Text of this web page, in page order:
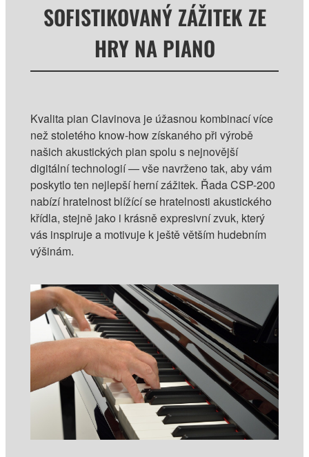
SOFISTIKOVANÝ ZÁŽITEK ZE
HRY NA PIANO
Kvalita pian Clavinova je úžasnou kombinací více
než stoletého know-how získaného při výrobě
našich akustických pian spolu s nejnovější
digitální technologií — vše navrženo tak, aby vám
poskytlo ten nejlepší herní zážitek. Řada CSP-200
nabízí hratelnost blížící se hratelnosti akustického
křídla, stejně jako i krásně expresivní zvuk, který
vás inspiruje a motivuje k ještě větším hudebním
výšinám.